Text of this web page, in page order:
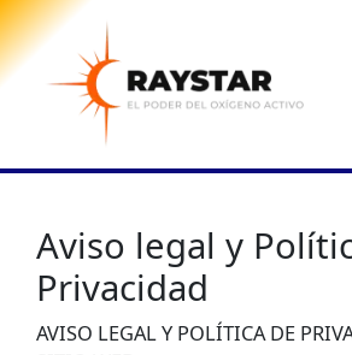
Ir
al
contenido
Aviso legal y
Privacidad
AVISO LEGAL Y POLÍTICA DE